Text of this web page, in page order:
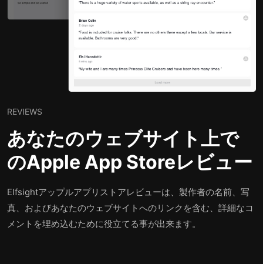
REVIEWS
あなたのウェブサイト上で
のApple App Storeレビュー
Elfsightアップルアプリストアレビューは、製作者の名前、写
真、およびあなたのウェブサイトへのリンクを含む、詳細なコ
メントを埋め込むために役立てる事が出来ます。